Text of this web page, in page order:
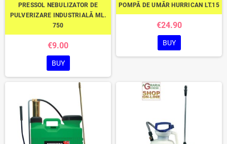
PRESSOL NEBULIZATOR DE
PULVERIZARE INDUSTRIALĂ ML.
750
€9.00
BUY
POMPĂ DE UMĂR HURRICAN LT.15
€24.90
BUY